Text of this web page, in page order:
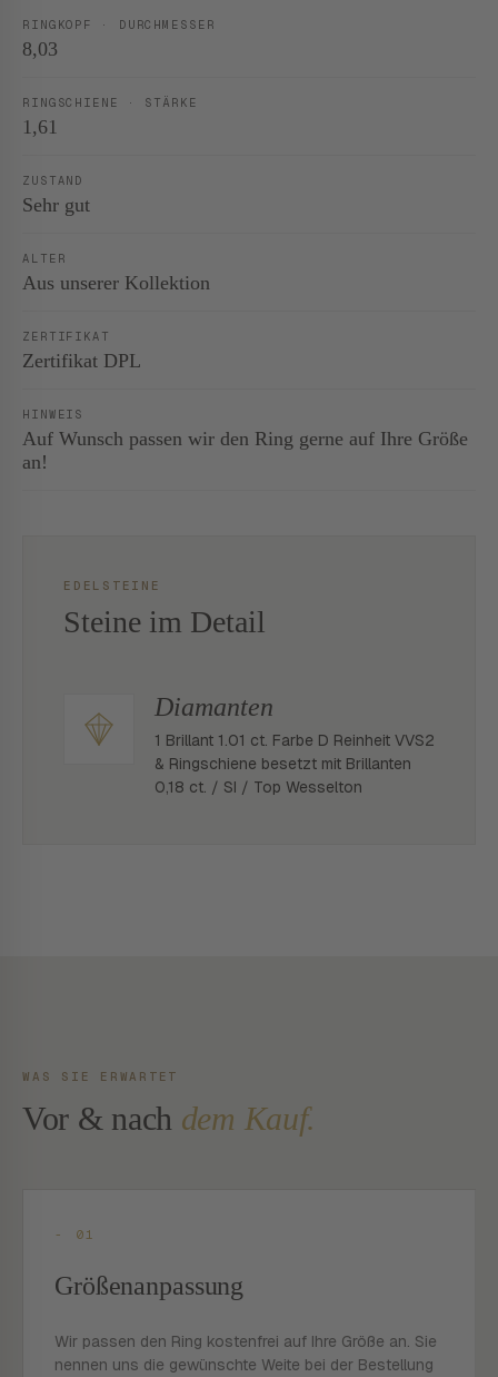
RINGKOPF · DURCHMESSER
8,03
RINGSCHIENE · STÄRKE
1,61
ZUSTAND
Sehr gut
ALTER
Aus unserer Kollektion
ZERTIFIKAT
Zertifikat DPL
HINWEIS
Auf Wunsch passen wir den Ring gerne auf Ihre Größe
an!
EDELSTEINE
Steine im Detail
Diamanten
1 Brillant 1.01 ct. Farbe D Reinheit VVS2
& Ringschiene besetzt mit Brillanten
0,18 ct. / SI / Top Wesselton
WAS SIE ERWARTET
Vor & nach dem Kauf.
- 01
Größenanpassung
Wir passen den Ring kostenfrei auf Ihre Größe an. Sie
nennen uns die gewünschte Weite bei der Bestellung